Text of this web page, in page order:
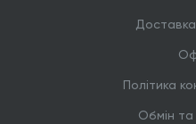
Політика
Обмін